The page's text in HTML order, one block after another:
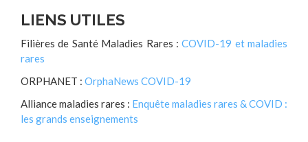
LIENS UTILES
Filières de Santé Maladies Rares :COVID-19 et maladies
rares
ORPHANET : OrphaNews COVID-19
Alliance maladies rares : Enquête maladies rares & COVID :
les grands enseignements